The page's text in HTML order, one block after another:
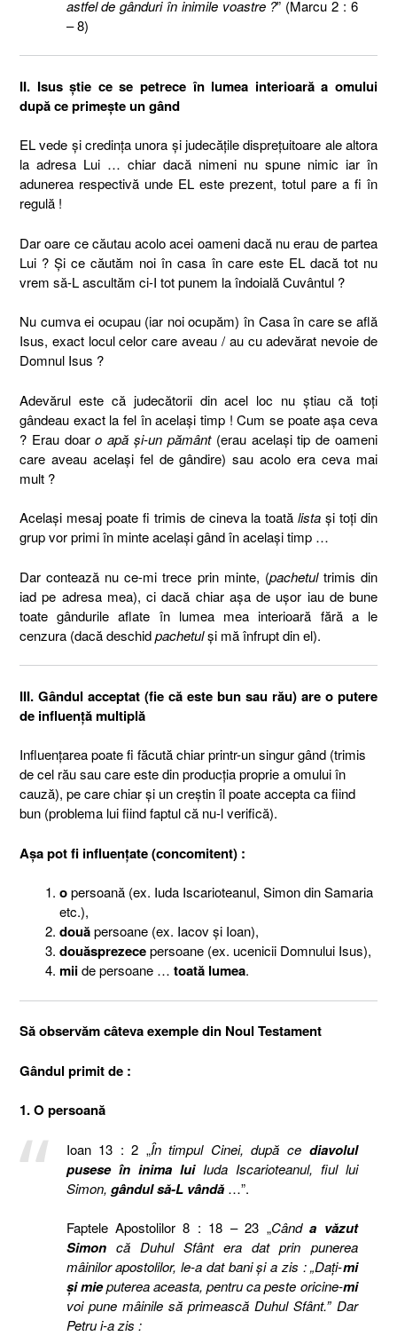
astfel de gânduri în inimile voastre ?” (Marcu 2 : 6
– 8)
II. Isus ştie ce se petrece în lumea interioară a omului
după ce primeşte un gând
EL vede şi credinţa unora şi judecăţile dispreţuitoare ale altora
la adresa Lui … chiar dacă nimeni nu spune nimic iar în
adunerea respectivă unde EL este prezent, totul pare a fi în
regulă !
Dar oare ce căutau acolo acei oameni dacă nu erau de partea
Lui ? Şi ce căutăm noi în casa în care este EL dacă tot nu
vrem să-L ascultăm ci-I tot punem la îndoială Cuvântul ?
Nu cumva ei ocupau (iar noi ocupăm) în Casa în care se află
Isus, exact locul celor care aveau / au cu adevărat nevoie de
Domnul Isus ?
Adevărul este că judecătorii din acel loc nu ştiau că toţi
gândeau exact la fel în acelaşi timp ! Cum se poate aşa ceva
? Erau doaro apă şi-un pământ(erau acelaşi tip de oameni
care aveau acelaşi fel de gândire) sau acolo era ceva mai
mult ?
Acelaşi mesaj poate fi trimis de cineva la toatălista şi toţi din
grup vor primi în minte acelaşi gând în acelaşi timp …
Dar contează nu ce-mi trece prin minte, (pachetultrimis din
iad pe adresa mea), ci dacă chiar aşa de uşor iau de bune
toate gândurile aflate în lumea mea interioară fără a le
cenzura (dacă deschidpachetulşi mă înfrupt din el).
III. Gândul acceptat (fie că este bun sau rău) are o putere
de influenţă multiplă
Influenţarea poate fi făcută chiar printr-un singur gând (trimis
de cel rău sau care este din producţia proprie a omului în
cauză), pe care chiar şi un creştin îl poate accepta ca fiind
bun (problema lui fiind faptul că nu-l verifică).
Aşa pot fi influenţate (concomitent) :
opersoană (ex. Iuda Iscarioteanul, Simon din Samaria
etc.),
douăpersoane (ex. Iacov şi Ioan),
douăsprezecepersoane (ex. ucenicii Domnului Isus),
miide persoane … toată lumea.
Să observăm câteva exemple din Noul Testament
Gândul primit de :
1. O persoană
Ioan 13 : 2 „În timpul Cinei, după ce diavolul
pusese în inima luiIuda Iscarioteanul, fiul lui
Simon, gândul să-L vândă…”.
Faptele Apostolilor 8 : 18 – 23 „Cânda văzut
Simoncă Duhul Sfânt era dat prin punerea
mâinilor apostolilor, le-a dat bani şi a zis : „Daţi-mi
şi mieputerea aceasta, pentru ca peste oricine-mi
voi pune mâinile să primească Duhul Sfânt.” Dar
Petru i-a zis :